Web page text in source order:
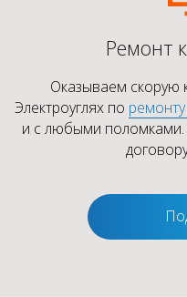
Ремонт
Оказываем
Электроуглях по
и с любыми